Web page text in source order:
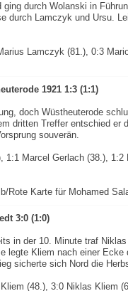
durch Wolanski in
durch Lamczyk und Ursu.
Lamczyk (81.), 0:3
1921 1:3 (1:1)
doch Wüstheuterode
dritten Treffer entschied er
souverän.
1:1 Marcel Gerlach (38.),
Rote Karte für Mohamed
3:0 (1:0)
in der 10. Minute traf
legte Kliem nach einer
sicherte sich Nord die
(48.), 3:0 Niklas Kliem